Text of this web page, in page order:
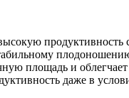
площадь и
даже в